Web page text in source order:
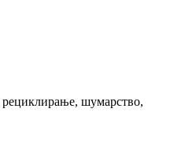
шумарство,